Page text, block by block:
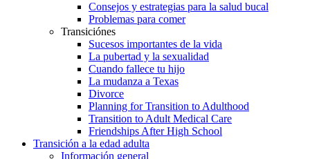
Consejos y estrategias para la salud bucal
Problemas para comer
Transiciónes
Sucesos importantes de la vida
La pubertad y la sexualidad
Cuando fallece tu hijo
La mudanza a Texas
Divorce
Planning for Transition to Adulthood
Transition to Adult Medical Care
Friendships After High School
Transición a la edad adulta
Información general